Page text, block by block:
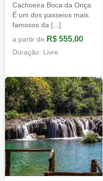
Cachoeira Boca da Onça
É um dos passeios mais
famosos da [...]
a partir de R$ 555,00
Duração: Livre